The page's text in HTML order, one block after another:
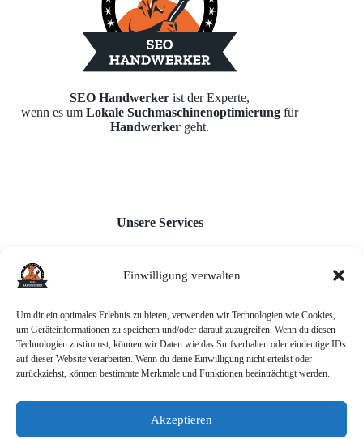
Einwilligung verwalten
Um dir ein optimales Erlebnis zu bieten, verwenden wir Technologien wie Cookies,
um Geräteinformationen zu speichern und/oder darauf zuzugreifen. Wenn du diesen
Technologien zustimmst, können wir Daten wie das Surfverhalten oder eindeutige IDs
auf dieser Website verarbeiten. Wenn du deine Einwilligung nicht erteilst oder
zurückziehst, können bestimmte Merkmale und Funktionen beeinträchtigt werden.
Akzeptieren
SEO Handwerker ist der Experte,
wenn es umLokale Suchmaschinenoptimierung für
Handwerker geht.
Unsere Services
Webseiten für Handwerker
Google Unternehmensprofil
Backlink-Aufbau
AI-Chatbot
Informationen